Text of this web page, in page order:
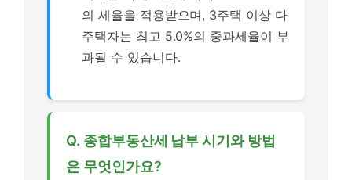
의 세율을 적용받으며, 3주택 이상 다
주택자는 최고 5.0%의 중과세율이 부
과될 수 있습니다.
Q. 종합부동산세 납부 시기와 방법
은 무엇인가요?